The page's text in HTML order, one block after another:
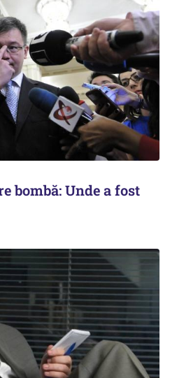
bombă: Unde a fost